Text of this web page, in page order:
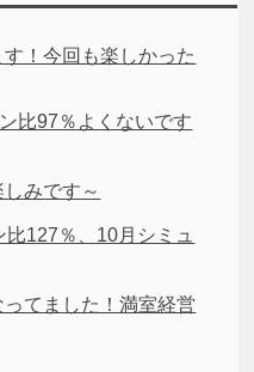
！今回も楽しかった
比97％よくないです
みです～
127％、10月シミュ
てました！満室経営